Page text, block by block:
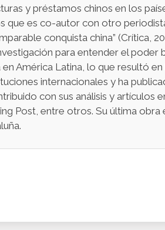
y préstamos chinos en los
que es co-autor con otro
conquista china” (Crítica,
para entender el poder
América Latina, lo que resultó
internacionales y ha
con sus análisis y artículos
Post, entre otros. Su última obra